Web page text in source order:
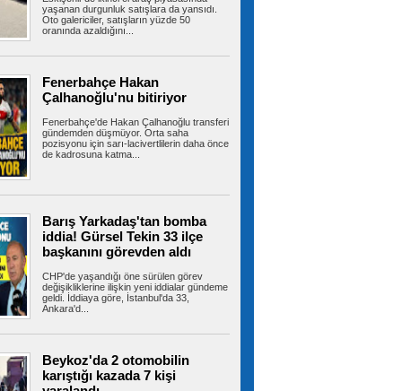
yıktı!
3. eleme turu ilk maçında...
Avcılar’da otomobil ile çarpışan
sürücüsü ağır yaralandı
otomobil ile çarpışan motosikletin
ağır yaralandı....
İstanbul-İzmir Otoyolu tünelinde
2 yaralı
İzmir Otoyolu Orhangazi Tüneli'nde
kamyona arkadan çarptığı...
Ümraniye Belediyesi'nden
gençlere yönelik projeler
Belediyesi, gençlerin üniversite
yaşanan durgunluk satışlara da yansıdı.
Oto galericiler, satışların yüzde 50
oranında azaldığını...
Fenerbahçe Hakan
Çalhanoğlu'nu bitiriyor
Fenerbahçe'de Hakan Çalhanoğlu transferi
gündemden düşmüyor. Orta saha
pozisyonu için sarı-lacivertlilerin daha önce
de kadrosuna katma...
Barış Yarkadaş'tan bomba
iddia! Gürsel Tekin 33 ilçe
başkanını görevden aldı
CHP'de yaşandığı öne sürülen görev
değişikliklerine ilişkin yeni iddialar gündeme
geldi. İddiaya göre, İstanbul'da 33,
Ankara'd...
Beykoz'da 2 otomobilin
karıştığı kazada 7 kişi